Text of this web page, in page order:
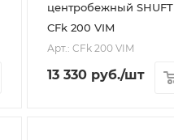
центробежный SHUFT
CFk 200 VIM
Арт.: CFk 200 VIM
13 330 руб./шт